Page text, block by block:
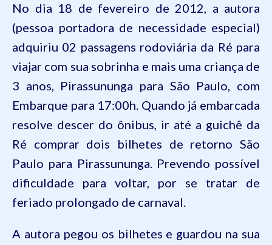
No dia 18 de fevereiro de 2012, a autora
(pessoa portadora de necessidade especial)
adquiriu 02 passagens rodoviária da Ré para
viajar com sua sobrinha e mais uma criança de
3 anos, Pirassununga para São Paulo, com
Embarque para 17:00h. Quando já embarcada
resolve descer do ônibus, ir até a guichê da
Ré comprar dois bilhetes de retorno São
Paulo para Pirassununga. Prevendo possível
dificuldade para voltar, por se tratar de
feriado prolongado de carnaval.
A autora pegou os bilhetes e guardou na sua